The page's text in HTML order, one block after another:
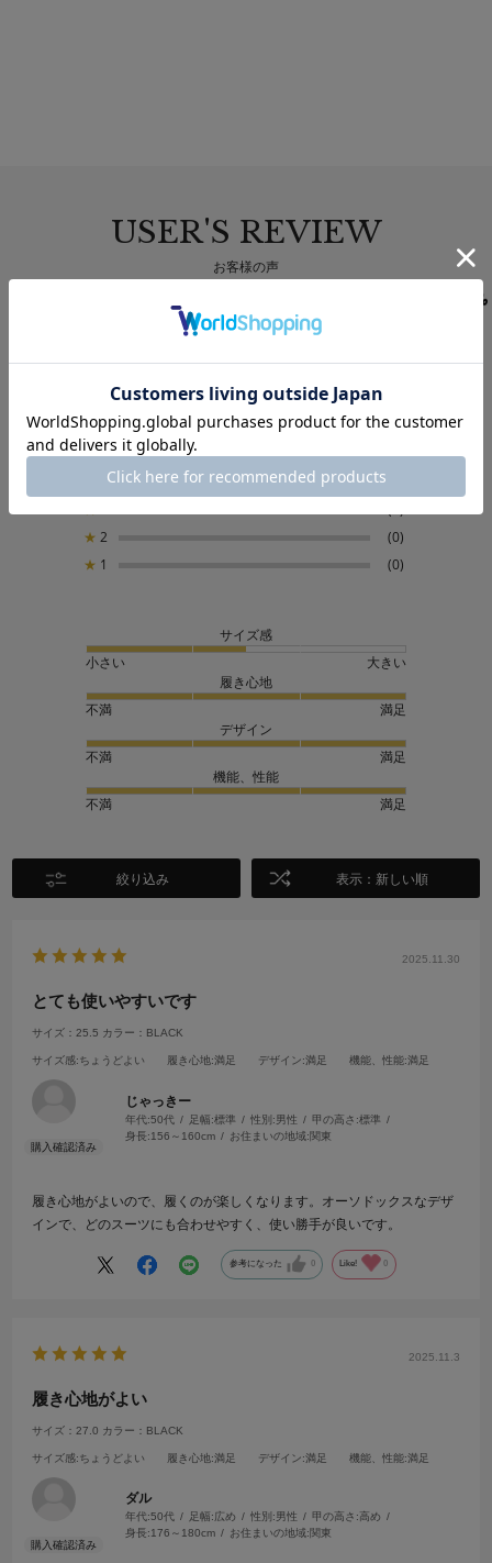
USER'S REVIEW
お客様の声
5.0
レビュー件数：
★5
(2)
★ 2
(0)
★ 1 (0)
サイズ感
小さい
大きい
履き心地
不満
満足
デザイン
不満
満足
機能、性能
不満
満足
絞り込み 表示：新しい順
2025.11.30
とても使いやすいです
サイズ：25.5 カラー：BLACK
サイズ感:ちょうどよい 履き心地:満足 デザイン:満足 機能、性能:満足
じゃっきー
年代:50代 足幅:標準 性別:男性 甲の高さ:標準
身長:156～160cm お住まいの地域:関東
履き心地がよいので、履くのが楽しくなります。オーソドックスなデザ
インで、どのスーツにも合わせやすく、使い勝手が良いです。
参考になった 0 Like! 0
2025.11.3
履き心地がよい
サイズ：27.0 カラー：BLACK
サイズ感:ちょうどよい 履き心地:満足 デザイン:満足 機能、性能:満足
ダル
年代:50代 足幅:広め 性別:男性 甲の高さ:高め
身長:176～180cm お住まいの地域:関東